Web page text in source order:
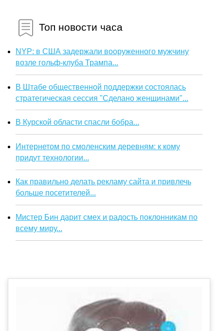
Топ новости часа
NYP: в США задержали вооруженного мужчину
возле гольф-клуба Трампа...
В Штабе общественной поддержки состоялась
стратегическая сессия "Сделано женщинами"...
В Курской области спасли бобра...
Интернетом по смоленским деревням: к кому
придут технологии...
Как правильно делать рекламу сайта и привлечь
больше посетителей...
Мистер Бин дарит смех и радость поклонникам по
всему миру...